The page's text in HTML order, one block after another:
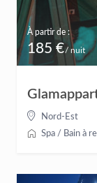
À partir de :
185 €/ nuit
Nord-Est
Spa / Bain à